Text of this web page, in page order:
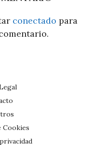
conectado para
Cookies